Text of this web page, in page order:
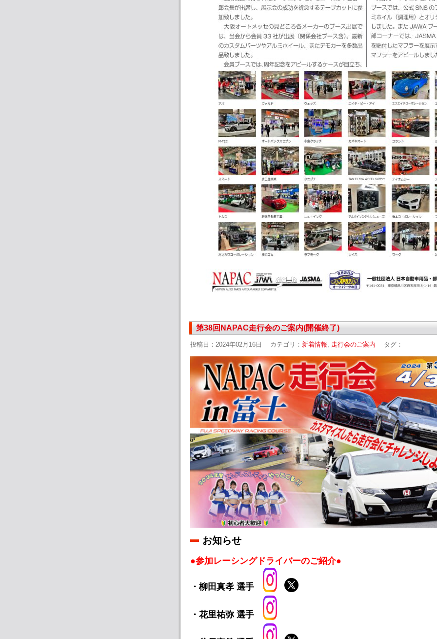
第38回NAPAC走行会のご案内(開催終了)
投稿日：2024年02月16日 カテゴリ： 新着情報, 走行会のご案内 タグ：
お知らせ
●参加レーシングドライバーのご紹介●
・柳田真孝 選手
・花里祐弥 選手